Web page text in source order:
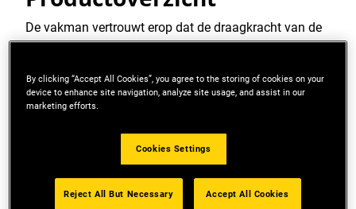
De vakman vertrouwt erop dat de draagkracht van de
bevestiging sterk genoeg is. Daarom is er STANLEY
het assortiment tackers, nagels en nieten,
popnageltangen en popnagels en lijmpistolen.
Meer lezen
(1000) Nieten 8mm Type CT
By clicking “Accept All Cookies”, you agree to the storing of cookies on your
device to enhance site navigation, analyze site usage, and assist in our
marketing efforts.
Cookies Settings
Reject All But Necessary Accept All Cookies